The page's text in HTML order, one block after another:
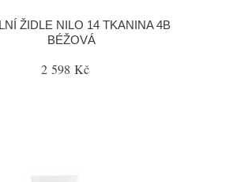
ŽIDLE NILO 14 TKANINA 4B
BÉŽOVÁ
2 598 Kč